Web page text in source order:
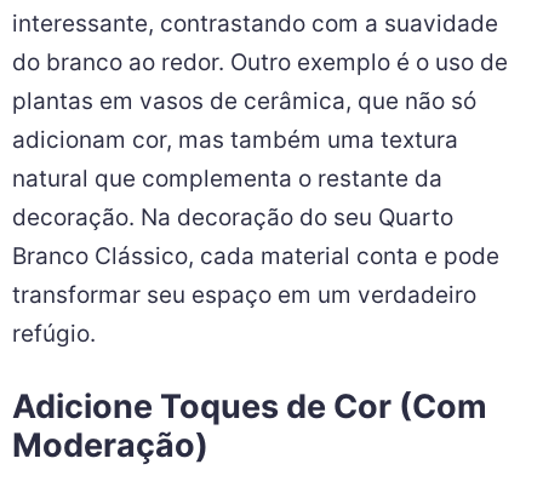
interessante, contrastando com a suavidade
do branco ao redor. Outro exemplo é o uso de
plantas em vasos de cerâmica, que não só
adicionam cor, mas também uma textura
natural que complementa o restante da
decoração. Na decoração do seu Quarto
Branco Clássico, cada material conta e pode
transformar seu espaço em um verdadeiro
refúgio.
Adicione Toques de Cor (Com
Moderação)